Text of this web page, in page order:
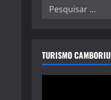
Pesquisar
TURISMO CAMBORIU